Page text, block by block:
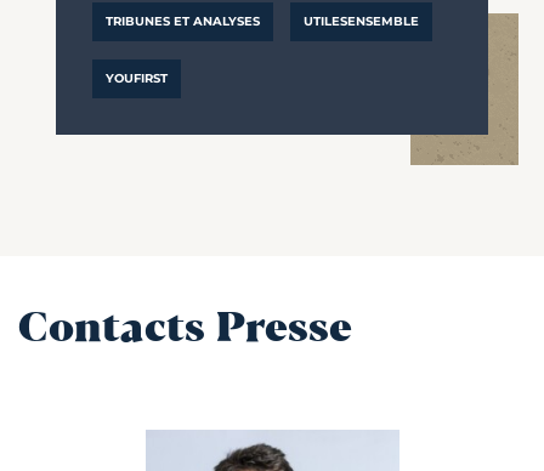
TRIBUNES ET ANALYSES UTILESENSEMBLE
YOUFIRST
Contacts Presse